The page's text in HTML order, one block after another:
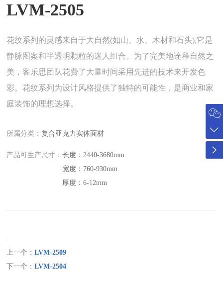
LVM-2505
花纹系列的灵感来自于大自然(如山、水、木材和石头),它是
静脉图案和半透明颗粒的迷人组合。为了完美地诠释自然之
美，客乐思团队花费了大量时间采用先进的技术来开发色
彩。花纹系列为设计风格提供了独特的可能性，是商业和家
庭装饰的理想选择。
所属分类：复合亚克力实体面材
产品可生产尺寸：长度：2440-3680mm
宽度：760-930mm
厚度：6-12mm
上一个：LVM-2509
下一个：LVM-2504